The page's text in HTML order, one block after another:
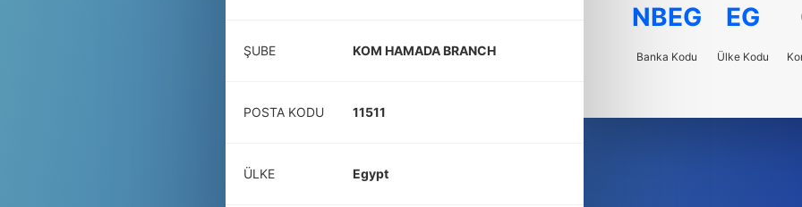
ŞUBE KOM HAMADA BRANCH
POSTA KODU 11511
ÜLKE Egypt
NBEG
Banka Kodu
EG
Ülke Kodu